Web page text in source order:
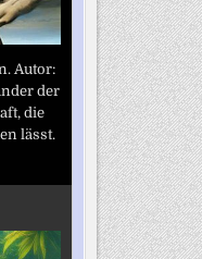
Autor:
der
die
lässt.